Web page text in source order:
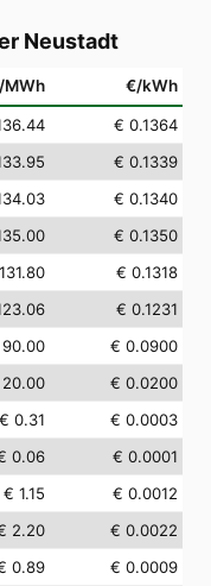
Neustadt
MWh €/kWh
€ 0.1364
€ 0.1339
€ 0.1340
€ 0.1350
€ 0.1318
€ 0.1231
€ 0.0900
€ 0.0200
€ 0.31
€ 0.0003
0.06
€ 0.0001
€ 1.15
€ 0.0012
2.20
€ 0.0022
0.89
€ 0.0009